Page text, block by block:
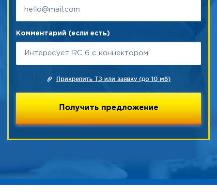
Комментарий (если есть)
Прикрепить ТЗ или заявку (до 10 мб)